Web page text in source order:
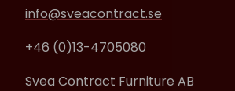
info@sveacontract.se
+46 (0)13-4705080
Svea Contract Furniture AB